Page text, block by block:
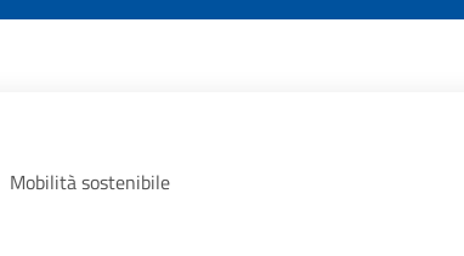
Mobilità sostenibile